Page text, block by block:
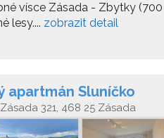
vísce Zásada - Zbytky (700
lesy.... zobrazit detail
apartmán Sluníčko
321, 468 25 Zásada